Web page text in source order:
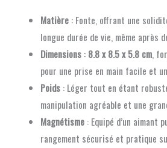
Matière: Fonte, offrant une
longue durée de vie, même
Dimensions: 8.8 x 8.5 x 5.8 cm,
pour une prise en main facile et
Poids: Léger tout en étant
manipulation agréable et une
Magnétisme: Equipé d’un aimant
rangement sécurisé et pratique